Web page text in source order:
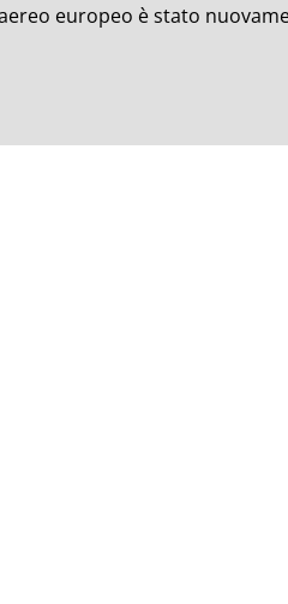
aereo europeo è stato